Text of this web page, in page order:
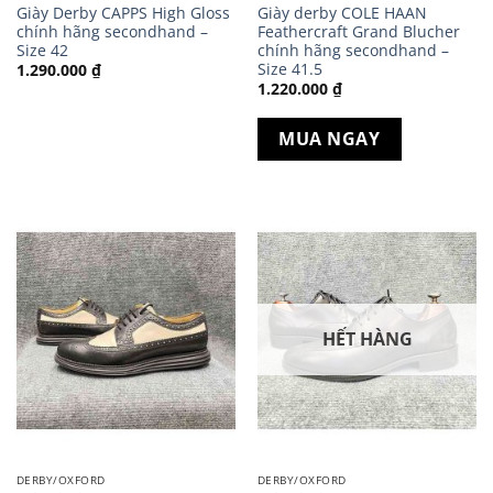
Giày Derby CAPPS High Gloss
chính hãng secondhand –
Size 42
1.290.000 ₫
Giày derby COLE HAAN
Feathercraft Grand Blucher
chính hãng secondhand –
Size 41.5
1.220.000 ₫
MUA NGAY
DERBY/OXFORD
HẾT HÀNG
DERBY/OXFORD